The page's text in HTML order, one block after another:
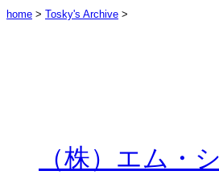
home > Tosky's Archive >
（株）エム・